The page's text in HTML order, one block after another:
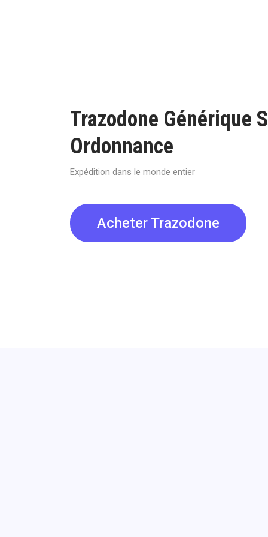
Trazodone Générique
Ordonnance
Expédition dans le monde entier
Acheter Trazodone